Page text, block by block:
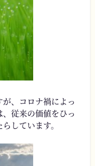
、コロナ禍によっ
従来の価値をひっ
しています。